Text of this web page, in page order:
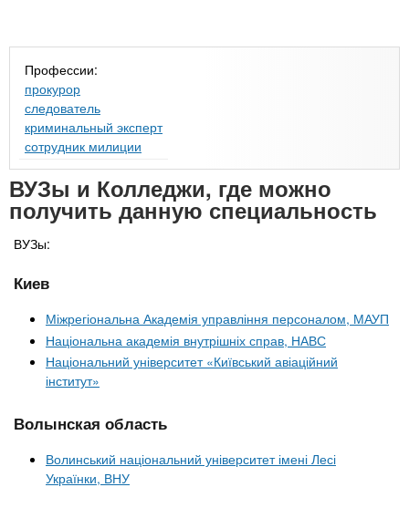
Профессии:
прокурор
следователь
криминальный эксперт
сотрудник милиции
ВУЗы и Колледжи, где можно
получить данную специальность
ВУЗы:
Киев
Міжрегіональна Академія управління персоналом, МАУП
Національна академія внутрішніх справ, НАВС
Національний університет «Київський авіаційний
інститут»
Волынская область
Волинський національний університет імені Лесі
Українки, ВНУ